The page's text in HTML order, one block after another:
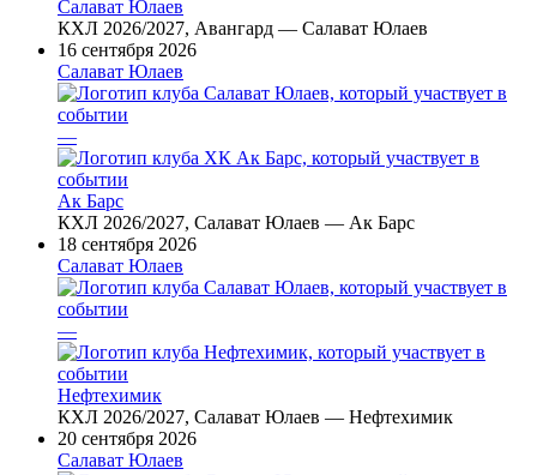
Салават Юлаев
КХЛ 2026/2027, Авангард — Салават Юлаев
16 сентября 2026
Салават Юлаев
—
Ак Барс
КХЛ 2026/2027, Салават Юлаев — Ак Барс
18 сентября 2026
Салават Юлаев
—
Нефтехимик
КХЛ 2026/2027, Салават Юлаев — Нефтехимик
20 сентября 2026
Салават Юлаев